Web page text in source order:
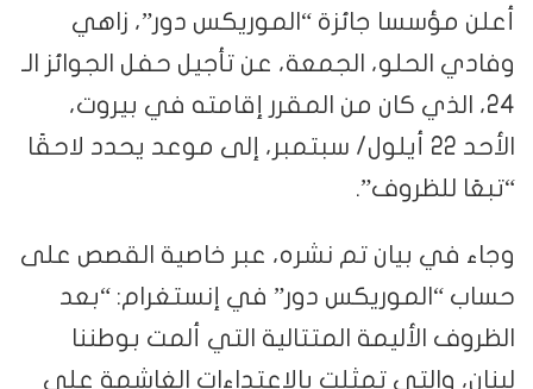
أعلن مؤسسا جائزة “الموريكس دور”، زاهي
وفادي الحلو، الجمعة، عن تأجيل حفل الجوائز الـ
24، الذي كان من المقرر إقامته في بيروت،
الأحد 22 أيلول/ سبتمبر، إلى موعد يحدد لاحقًا
“تبعًا للظروف”.
وجاء في بيان تم نشره، عبر خاصية القصص على
حساب “الموريكس دور” في إنستغرام: “بعد
الظروف الأليمة المتتالية التي ألمت بوطننا
لبنان، والتي تمثلت بالاعتداءات الغاشمة على